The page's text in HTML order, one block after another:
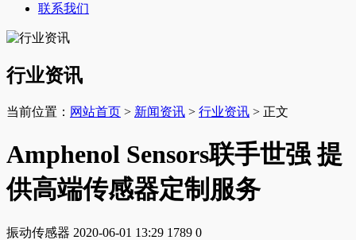
联系我们
行业资讯
当前位置： 网站首页 > 新闻资讯 > 行业资讯 > 正文
Amphenol Sensors联手世强 提
供高端传感器定制服务
振动传感器 2020-06-01 13:29 1789 0